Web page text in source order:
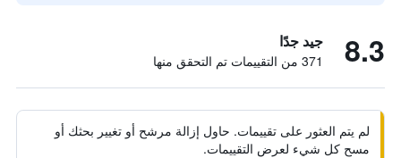
8.3 جيد جدًا
371 من التقييمات تم التحقق منها
لم يتم العثور على تقييمات. حاول إزالة مرشح أو تغيير بحثك أو
مسح كل شيء لعرض التقييمات.